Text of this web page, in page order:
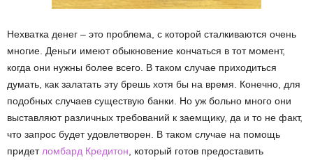
Нехватка денег – это проблема, с которой сталкиваются очень
многие. Деньги имеют обыкновение кончаться в тот момент,
когда они нужны более всего. В таком случае приходиться
думать, как залатать эту брешь хотя бы на время. Конечно, для
подобных случаев существую банки. Но уж больно много они
выставляют различных требований к заемщику, да и то не факт,
что запрос будет удовлетворен. В таком случае на помощь
придет ломбард Кредитон , который готов предоставить